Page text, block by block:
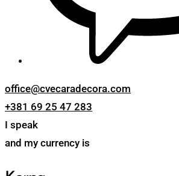
office@cvecaradecora.com
+381 69 25 47 283
I speak
and my currency is